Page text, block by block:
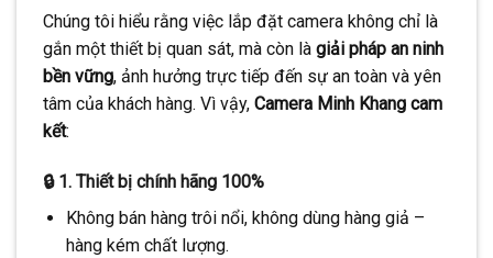
Chúng tôi hiểu rằng việc lắp đặt camera không chỉ là
gắn một thiết bị quan sát, mà còn là giải pháp an ninh
bền vững, ảnh hưởng trực tiếp đến sự an toàn và yên
tâm của khách hàng. Vì vậy, Camera Minh Khang cam
kết:
🔒 1. Thiết bị chính hãng 100%
Không bán hàng trôi nổi, không dùng hàng giả –
hàng kém chất lượng.